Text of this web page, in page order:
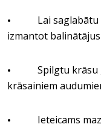
•
Lai saglabātu
izmantot
•
Spilgtu krāsu
krāsainiem
•
Ieteicams